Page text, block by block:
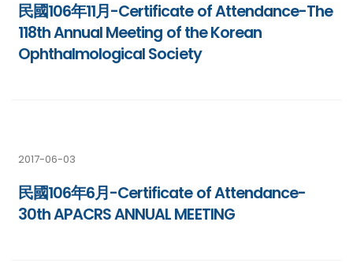
民國106年11月-Certificate of Attendance-The
118th Annual Meeting of the Korean
Ophthalmological Society
2017-06-03
民國106年6月-Certificate of Attendance-
30th APACRS ANNUAL MEETING